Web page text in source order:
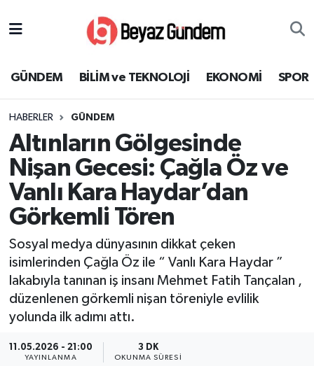
GÜNDEM BİLİM ve TEKNOLOJİ EKONOMİ SPOR
HABERLER GÜNDEM
Altınların Gölgesinde
Nişan Gecesi: Çağla Öz ve
Vanlı Kara Haydar’dan
Görkemli Tören
Sosyal medya dünyasının dikkat çeken
isimlerinden Çağla Öz ile “ Vanlı Kara Haydar ”
lakabıyla tanınan iş insanı Mehmet Fatih Tançalan ,
düzenlenen görkemli nişan töreniyle evlilik
yolunda ilk adımı attı.
11.05.2026 - 21:00
YAYINLANMA
3 DK
OKUNMA SÜRESI
EKONOMİ
SAĞLIK
KÜLTÜR SANAT
MAGAZİN
Süper Lig Puan Durumu ve Fikstür
Tüm Manşetler
Son Dakika Haberleri